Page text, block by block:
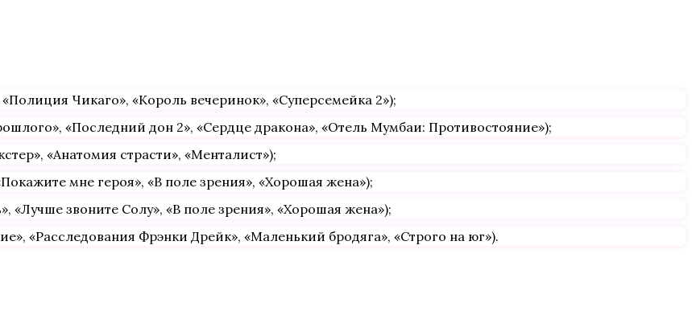
Чикаго», «Король вечеринок», «Суперсемейка 2»);
«Последний дон 2», «Сердце дракона», «Отель Мумбаи: Противостояние»);
«Анатомия страсти», «Менталист»);
мне героя», «В поле зрения», «Хорошая жена»);
звоните Солу», «В поле зрения», «Хорошая жена»);
«Расследования Фрэнки Дрейк», «Маленький бродяга», «Строго на юг»).